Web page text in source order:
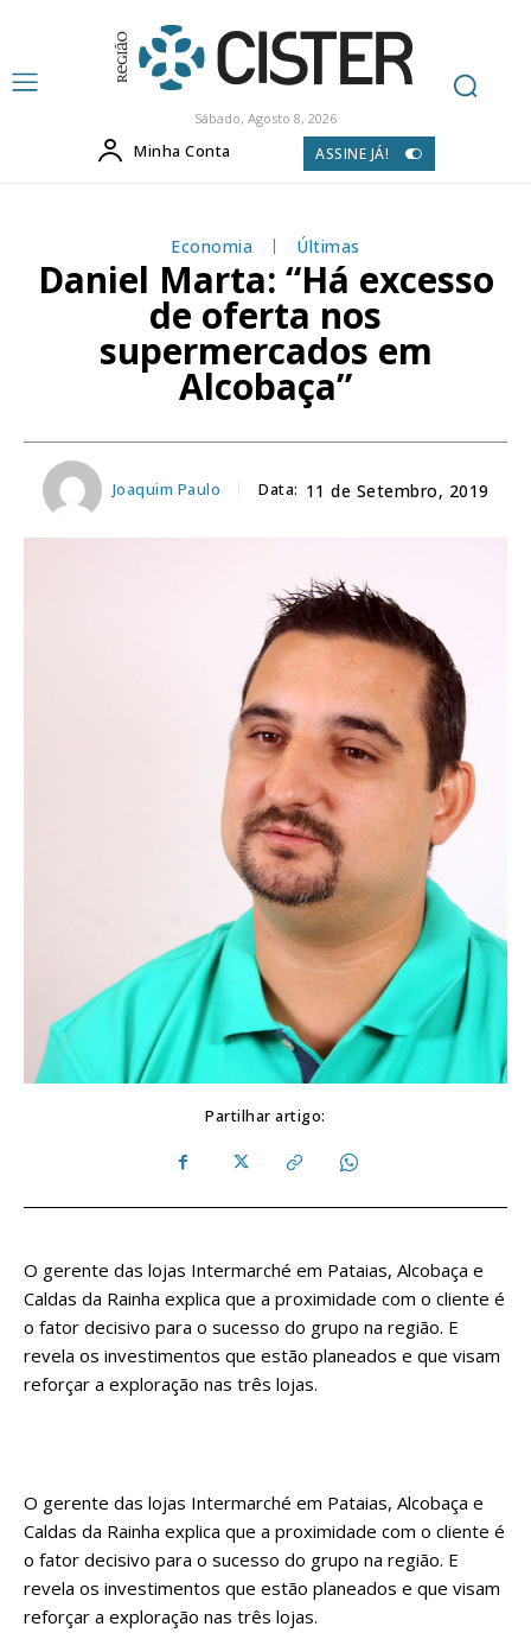
Sábado, Agosto 8, 2026
Minha Conta ASSINE JÁ!
Economia Últimas
Daniel Marta: “Há excesso
de oferta nos
supermercados em
Alcobaça”
Joaquim Paulo Data: 11 de Setembro, 2019
Partilhar artigo:
O gerente das lojas Intermarché em Pataias, Alcobaça e
Caldas da Rainha explica que a proximidade com o cliente é
o fator decisivo para o sucesso do grupo na região. E
revela os investimentos que estão planeados e que visam
reforçar a exploração nas três lojas.
O gerente das lojas Intermarché em Pataias, Alcobaça e
Caldas da Rainha explica que a proximidade com o cliente é
o fator decisivo para o sucesso do grupo na região. E
revela os investimentos que estão planeados e que visam
reforçar a exploração nas três lojas.